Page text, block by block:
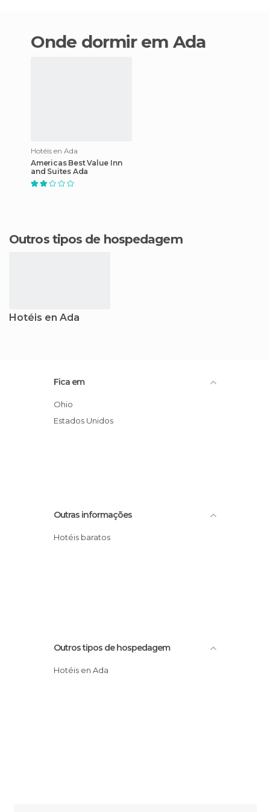
Onde dormir em Ada
Hotéis en Ada
Americas Best Value Inn
and Suites Ada
Outros tipos de hospedagem
Hotéis en Ada
Fica em
Ohio
Estados Unidos
Outras informações
Hotéis baratos
Outros tipos de hospedagem
Hotéis en Ada